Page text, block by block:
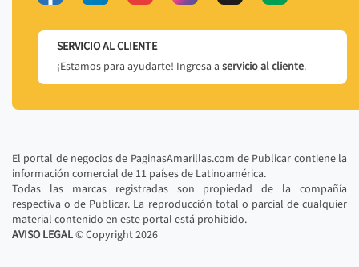
SERVICIO AL CLIENTE
¡Estamos para ayudarte! Ingresa a servicio al cliente.
El portal de negocios de PaginasAmarillas.com de Publicar contiene la
información comercial de 11 países de Latinoamérica.
Todas las marcas registradas son propiedad de la compañía
respectiva o de Publicar. La reproducción total o parcial de cualquier
material contenido en este portal está prohibido.
AVISO LEGAL© Copyright2026